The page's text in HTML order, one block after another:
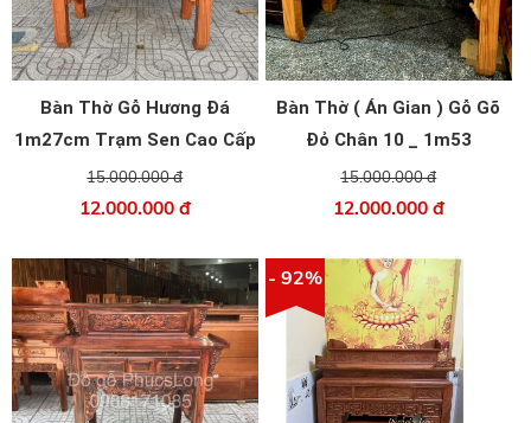
Bàn Thờ Gỗ Hương Đá
1m27cm Trạm Sen Cao Cấp
15.000.000 đ
12.000.000 đ
Bàn Thờ ( Án Gian ) Gỗ Gõ
Đỏ Chân 10 _ 1m53
15.000.000 đ
12.000.000 đ
- 92%